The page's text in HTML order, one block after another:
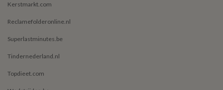
Kerstmarkt.com
Reclamefolderonline.nl
Superlastminutes.be
Tindernederland.nl
Topdieet.com